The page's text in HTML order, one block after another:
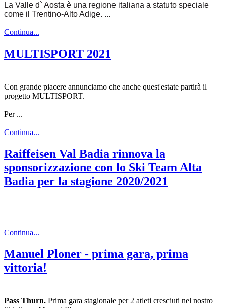
La Valle d` Aosta è una regione italiana a statuto speciale
come il Trentino-Alto Adige. ...
Continua...
MULTISPORT 2021
Con grande piacere annunciamo che anche quest'estate partirà il
progetto MULTISPORT.
Per ...
Continua...
Raiffeisen Val Badia rinnova la
sponsorizzazione con lo Ski Team Alta
Badia per la stagione 2020/2021
Continua...
Manuel Ploner - prima gara, prima
vittoria!
Pass Thurn. Prima gara stagionale per 2 atleti cresciuti nel nostro